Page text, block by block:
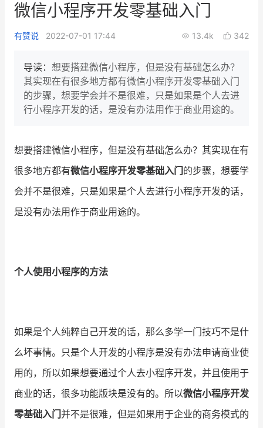
AllValue 战略合作
增长产品指南
产品更新动态 帮助中心
行业洞察
品牌消费观 行业报告
培训课程
增长俱乐部
增长俱乐部 有赞商盟
商家社区 社群交流
合作共进
微信小程序开发零基础入门
有赞说 2022-07-01 17:44 13.4k 342
导读： 想要搭建微信小程序，但是没有基础怎么办？
其实现在有很多地方都有微信小程序开发零基础入门
的步骤，想要学会并不是很难，只是如果是个人去进
行小程序开发的话，是没有办法用作于商业用途的。
想要搭建微信小程序，但是没有基础怎么办？其实现在有
很多地方都有微信小程序开发零基础入门的步骤，想要学
会并不是很难，只是如果是个人去进行小程序开发的话，
是没有办法用作于商业用途的。
个人使用小程序的方法
如果是个人纯粹自己开发的话，那么多学一门技巧不是什
么坏事情。只是个人开发的小程序是没有办法申请商业使
用的，所以如果想要通过个人去小程序开发，并且使用于
商业的话，很多功能版块是没有的。所以微信小程序开发
零基础入门并不是很难，但是如果用于企业的商务模式的